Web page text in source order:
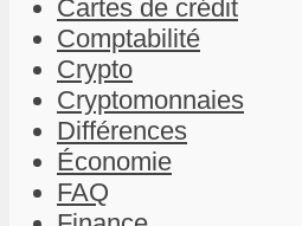
Cartes de crédit
Comptabilité
Crypto
Cryptomonnaies
Différences
Économie
FAQ